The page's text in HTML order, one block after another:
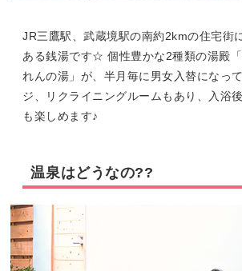
JR三鷹駅、武蔵境駅の南約2kmの住宅街
ある銭湯です☆ 個性豊かな2種類の湯殿
れんの湯」が、半月毎に男女入替になっ
ジ、リクライニングルームもあり、入浴
も楽しめます♪
温泉はどうなの??